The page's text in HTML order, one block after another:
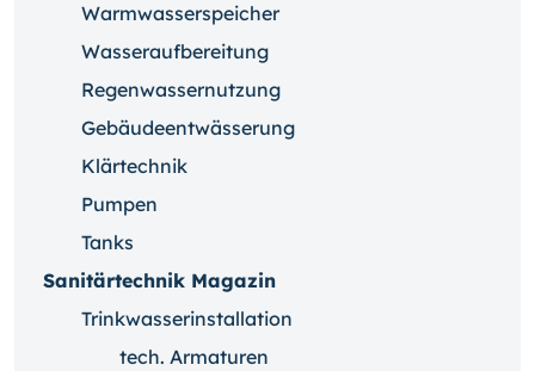
Warmwasserspeicher
Wasseraufbereitung
Regenwassernutzung
Gebäudeentwässerung
Klärtechnik
Pumpen
Tanks
Sanitärtechnik Magazin
Trinkwasserinstallation
tech. Armaturen